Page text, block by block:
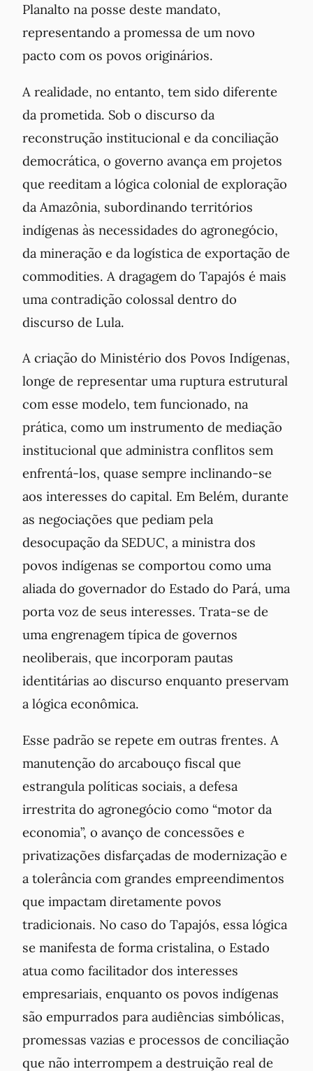
Planalto na posse deste mandato,
representando a promessa de um novo
pacto com os povos originários.
A realidade, no entanto, tem sido diferente
da prometida. Sob o discurso da
reconstrução institucional e da conciliação
democrática, o governo avança em projetos
que reeditam a lógica colonial de exploração
da Amazônia, subordinando territórios
indígenas às necessidades do agronegócio,
da mineração e da logística de exportação de
commodities. A dragagem do Tapajós é mais
uma contradição colossal dentro do
discurso de Lula.
A criação do Ministério dos Povos Indígenas,
longe de representar uma ruptura estrutural
com esse modelo, tem funcionado, na
prática, como um instrumento de mediação
institucional que administra conflitos sem
enfrentá-los, quase sempre inclinando-se
aos interesses do capital. Em Belém, durante
as negociações que pediam pela
desocupação da SEDUC, a ministra dos
povos indígenas se comportou como uma
aliada do governador do Estado do Pará, uma
porta voz de seus interesses. Trata-se de
uma engrenagem típica de governos
neoliberais, que incorporam pautas
identitárias ao discurso enquanto preservam
a lógica econômica.
Esse padrão se repete em outras frentes. A
manutenção do arcabouço fiscal que
estrangula políticas sociais, a defesa
irrestrita do agronegócio como “motor da
economia”, o avanço de concessões e
privatizações disfarçadas de modernização e
a tolerância com grandes empreendimentos
que impactam diretamente povos
tradicionais. No caso do Tapajós, essa lógica
se manifesta de forma cristalina, o Estado
atua como facilitador dos interesses
empresariais, enquanto os povos indígenas
são empurrados para audiências simbólicas,
promessas vazias e processos de conciliação
que não interrompem a destruição real de